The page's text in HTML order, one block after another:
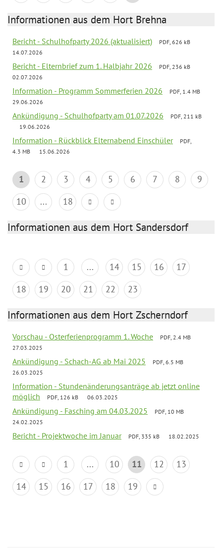
Informationen aus dem Hort Brehna
Bericht - Schulhofparty 2026 (aktualisiert)
PDF, 626 kB
14.07.2026
Bericht - Elternbrief zum 1. Halbjahr 2026
PDF, 236 kB
02.07.2026
Information - Programm Sommerferien 2026
PDF, 1.4 MB
29.06.2026
Ankündigung - Schulhofparty am 01.07.2026
PDF, 211 kB
19.06.2026
Information - Rückblick Elternabend Einschüler
PDF,
4.3 MB
15.06.2026
1 2 3 4 5 6 7 8
9
10
... 18
Informationen aus dem Hort Sandersdorf
1 ... 14 15 16
17
18
19 20 21 22 23
Informationen aus dem Hort Zscherndorf
Vorschau - Osterferienprogramm 1. Woche
PDF, 2.4 MB
27.03.2025
Ankündigung - Schach-AG ab Mai 2025
PDF, 6.5 MB
26.03.2025
Information - Stundenänderungsanträge ab jetzt online
möglich
PDF, 126 kB 06.03.2025
Ankündigung - Fasching am 04.03.2025
PDF, 10 MB
24.02.2025
Bericht - Projektwoche im Januar PDF, 335 kB 18.02.2025
1 ... 10 11 12
13
14
15 16 17 18 19